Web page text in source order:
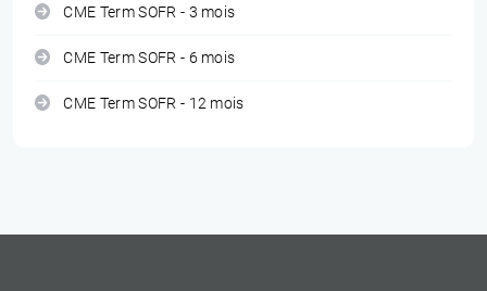
CME Term SOFR - 3 mois
CME Term SOFR - 6 mois
CME Term SOFR - 12 mois